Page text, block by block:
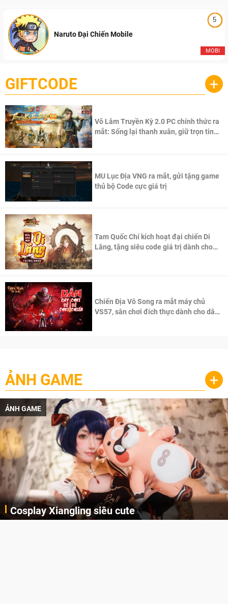
5
MOBI
Naruto Đại Chiến Mobile
GIFTCODE +
Võ Lâm Truyền Kỳ 2.0 PC chính thức ra
mắt: Sống lại thanh xuân, giữ trọn tinh
MU Lục Địa VNG ra mắt, gửi tặng game
thủ bộ Code cực giá trị
Tam Quốc Chí kích hoạt đại chiến Di
Lăng, tặng siêu code giá trị dành cho
Chiến Địa Vô Song ra mắt máy chủ
VS57, sân chơi đích thực dành cho dân
ẢNH GAME +
ẢNH GAME
Cosplay Xiangling siêu cute